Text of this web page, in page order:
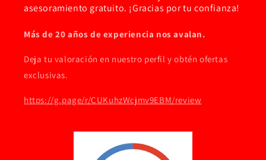
asesoramiento gratuito. ¡Gracias por tu confianza!
Más de 20 años de experiencia nos avalan.
Deja tu valoración en nuestro perfil y obtén ofertas
exclusivas.
https://g.page/r/CUKuhzWcjmv9EBM/review